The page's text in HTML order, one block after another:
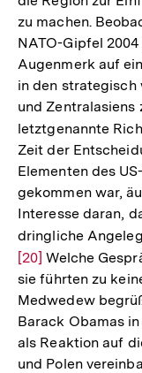
zu machen.
NATO-Gipfel
Augenmerk auf
in den strategisch
und Zentralasiens
letztgenannte
Zeit der
Elementen des
gekommen war,
Interesse daran,
dringliche
[20] Welche
sie führten zu
Medwedew
Barack Obamas
als Reaktion auf
und Polen